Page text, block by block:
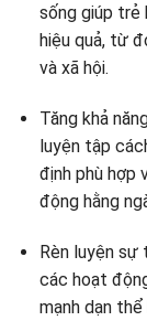
sống giúp trẻ
hiệu quả, từ
và xã hội.
Tăng khả
luyện tập
định phù hợp
động hằng
Rèn luyện sự
các hoạt
mạnh dạn